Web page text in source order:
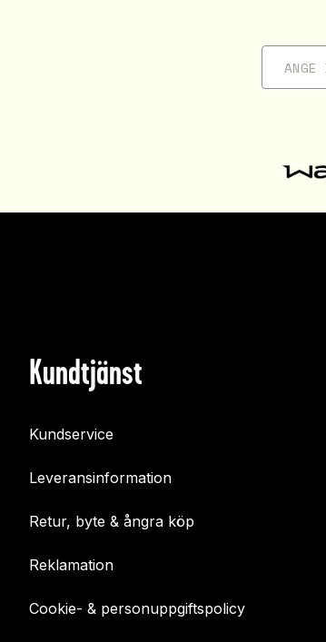
Kundtjänst
Kundservice
Leveransinformation
Retur, byte & ångra köp
Reklamation
Cookie- & personuppgiftspolicy